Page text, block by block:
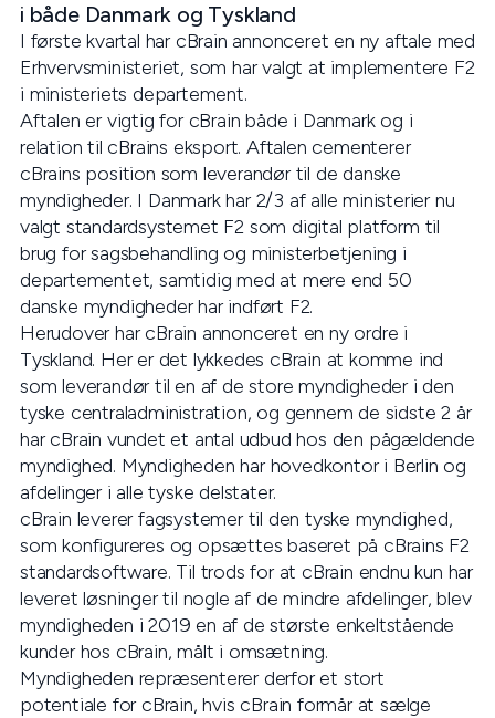
i både Danmark og Tyskland
I første kvartal har cBrain annonceret en ny aftale med
Erhvervsministeriet, som har valgt at implementere F2
i ministeriets departement.
Aftalen er vigtig for cBrain både i Danmark og i
relation til cBrains eksport. Aftalen cementerer
cBrains position som leverandør til de danske
myndigheder. I Danmark har 2/3 af alle ministerier nu
valgt standardsystemet F2 som digital platform til
brug for sagsbehandling og ministerbetjening i
departementet, samtidig med at mere end 50
danske myndigheder har indført F2.
Herudover har cBrain annonceret en ny ordre i
Tyskland. Her er det lykkedes cBrain at komme ind
som leverandør til en af de store myndigheder i den
tyske centraladministration, og gennem de sidste 2 år
har cBrain vundet et antal udbud hos den pågældende
myndighed. Myndigheden har hovedkontor i Berlin og
afdelinger i alle tyske delstater.
cBrain leverer fagsystemer til den tyske myndighed,
som konfigureres og opsættes baseret på cBrains F2
standardsoftware. Til trods for at cBrain endnu kun har
leveret løsninger til nogle af de mindre afdelinger, blev
myndigheden i 2019 en af de største enkeltstående
kunder hos cBrain, målt i omsætning.
Myndigheden repræsenterer derfor et stort
potentiale for cBrain, hvis cBrain formår at sælge